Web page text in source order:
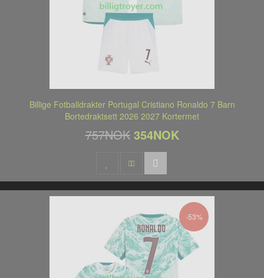
Billige Fotballdrakter Portugal Cristiano Ronaldo 7 Barn
Bortedraktsett 2026 2027 Kortermet
757NOK 354NOK
-53%